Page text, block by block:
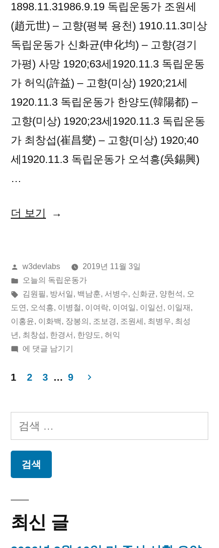
1898.11.31986.9.19 독립운동가 조원세
(趙元世) – 고향(평북 용천) 1910.11.3미상
독립운동가 신화균(申化均) – 고향(경기
가평) 사망 1920;63세1920.11.3 독립운동
가 허익(許益) – 고향(미상) 1920;21세
1920.11.3 독립운동가 한양도(韓陽都) –
고향(미상) 1920;23세1920.11.3 독립운동
가 최창섭(崔昌燮) – 고향(미상) 1920;40
세1920.11.3 독립운동가 오석흥(吳錫興)
…
더 보기 “2019
월
03
일
오
늘
독
동
올
린
이:
w3devlabs
2019년 11월 3일
게
시
됨:
오늘의 독립운동가
태
그:
김원필, 방서일, 백남훈, 서병수, 신화균, 양헌석, 오
도연 , 오석흥, 이병철, 이여락, 이여일, 이일선 , 이일재 ,
이홍윤, 이화백, 장봉의 , 조보경, 조원세 , 최병우, 최성
년 , 최창섭, 한경서 , 한양도, 허익
2019
11
오
독
운
동
가
에 댓글 남기기
이
김
1 2 3 … 9
검
색:
최신 글